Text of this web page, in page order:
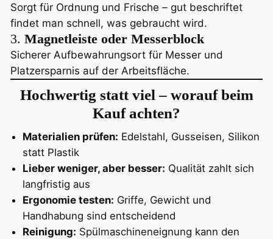
Sorgt für Ordnung und Frische – gut beschriftet
findet man schnell, was gebraucht wird.
3. Magnetleiste oder Messerblock
Sicherer Aufbewahrungsort für Messer und
Platzersparnis auf der Arbeitsfläche.
Hochwertig statt viel – worauf beim
Kauf achten?
Materialien prüfen: Edelstahl, Gusseisen, Silikon
statt Plastik
Lieber weniger, aber besser: Qualität zahlt sich
langfristig aus
Ergonomie testen: Griffe, Gewicht und
Handhabung sind entscheidend
Reinigung: Spülmaschineneignung kann den